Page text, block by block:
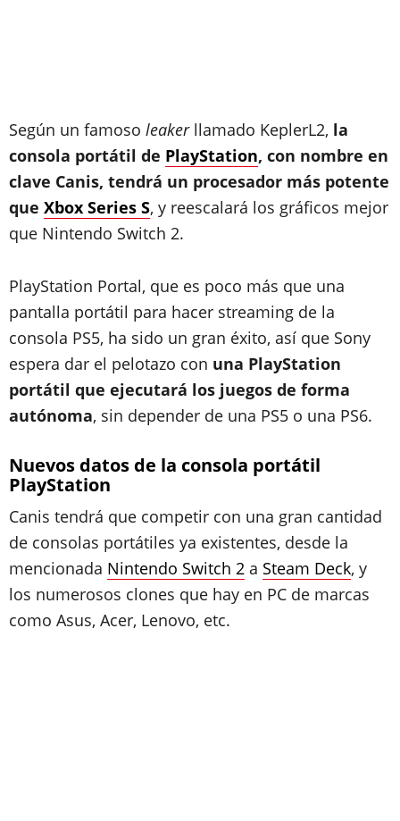
Según un famoso leakerllamado KeplerL2, la
consola portátil de PlayStation, con nombre en
clave Canis, tendrá un procesador más potente
que Xbox Series S, y reescalará los gráficos mejor
que Nintendo Switch 2.
PlayStation Portal, que es poco más que una
pantalla portátil para hacer streaming de la
consola PS5, ha sido un gran éxito, así que Sony
espera dar el pelotazo con una PlayStation
portátil que ejecutará los juegos de forma
autónoma, sin depender de una PS5 o una PS6.
Nuevos datos de la consola portátil
PlayStation
Canis tendrá que competir con una gran cantidad
de consolas portátiles ya existentes, desde la
mencionada Nintendo Switch 2 a Steam Deck, y
los numerosos clones que hay en PC de marcas
como Asus, Acer, Lenovo, etc.